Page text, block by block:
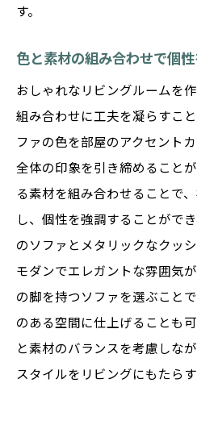
す。
色と素材の組み合わせで個
おしゃれなリビングルームを
組み合わせに工夫を凝らすこ
ファの色を部屋のアクセント
全体の印象を引き締めること
る素材を組み合わせることで
し、個性を強調することがで
のソファとメタリックなクッ
モダンでエレガントな雰囲気
の脚を持つソファを選ぶこと
のある空間に仕上げることも
と素材のバランスを考慮しな
スタイルをリビングにもたら